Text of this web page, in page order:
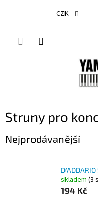
CZK
Struny pro
Nejprodávanější
skladem (3
194 Kč